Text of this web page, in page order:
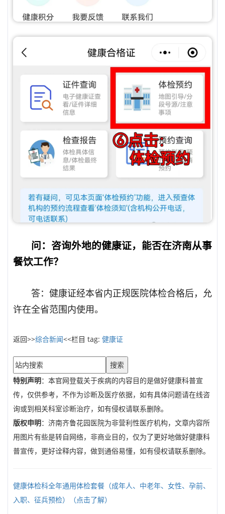
问：咨询外地的健康证，能否在济南从事
餐饮工作？
答：健康证经本省内正规医院体检合格后，允
许在全省范围内使用。
返回>>综合新闻<<栏目 tag: 健康证
搜索
特别声明：本官网登载关于疾病的内容目的是做好健康科普宣
传，仅供参考，不作为诊断及医疗依据，如有具体问题请在线咨
询或到相关科室诊断治疗，如有侵权请联系删除。
版权申明：济南齐鲁花园医院为非营利性医疗机构，文章内容所
用图片有些是转自网络，非商业目的，仅为了更好地做好健康科
普宣传，更好诠释内容，做到通俗易懂，如有侵权请联系删除。
健康体检科全年通用体检套餐（成年人、中老年、女性、孕前、
入职、征兵预检）（点击了解）